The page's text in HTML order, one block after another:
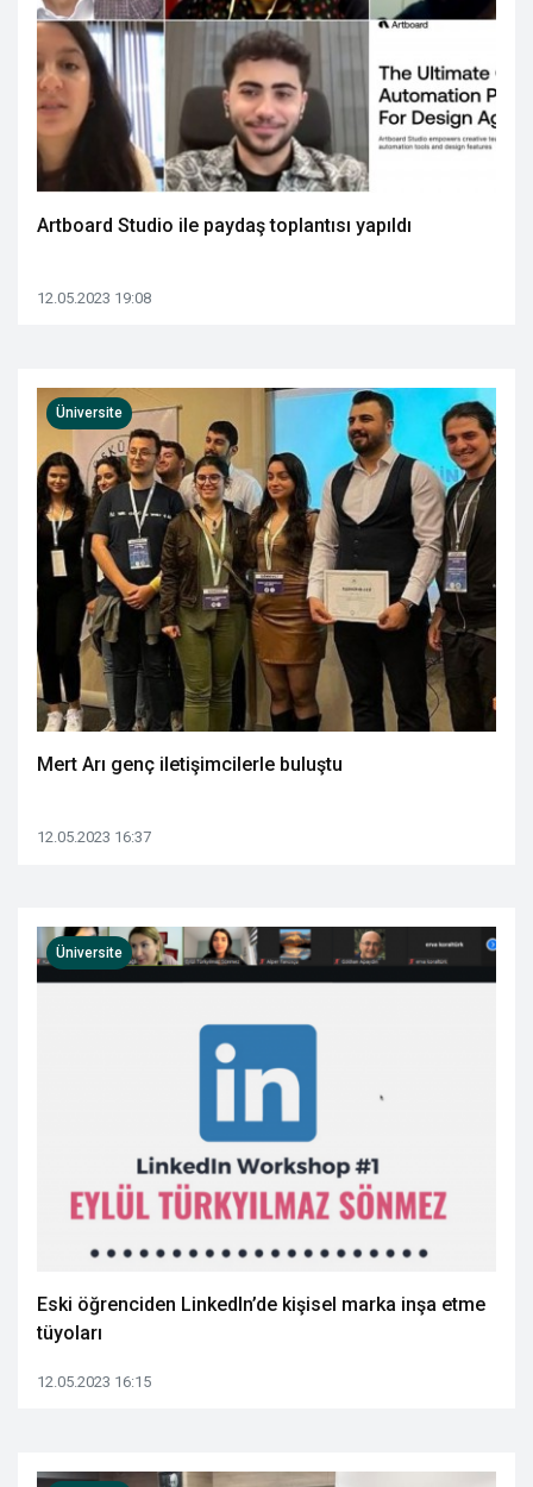
Artboard Studio ile paydaş toplantısı yapıldı
12.05.2023 19:08
Mert Arı genç iletişimcilerle buluştu
12.05.2023 16:37
Üniversite
Eski öğrenciden LinkedIn’de kişisel marka inşa etme
tüyoları
12.05.2023 16:15
Üniversite